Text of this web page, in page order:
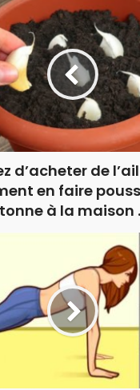
d’acheter de
en faire
tonne à la maison